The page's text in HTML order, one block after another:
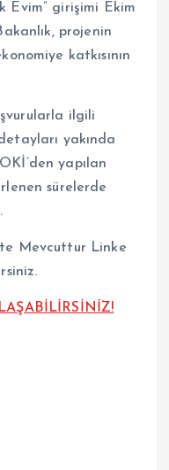
Evim” girişimi Ekim
projenin
katkısının
ilgili
yakında
yapılan
sürelerde
Mevcuttur Linke